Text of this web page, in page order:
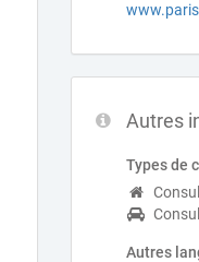
Autres
Types de
Autres